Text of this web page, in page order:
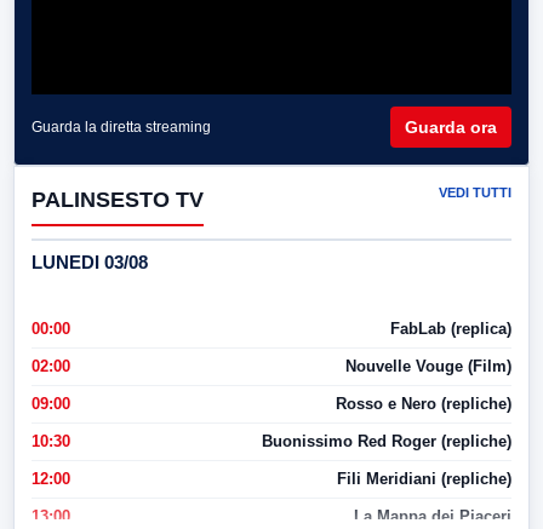
Guarda la diretta streaming Guarda ora
PALINSESTO TV VEDI TUTTI
LUNEDI 03/08
00:00 FabLab (replica)
02:00 Nouvelle Vouge (Film)
09:00 Rosso e Nero (repliche)
10:30 Buonissimo Red Roger (repliche)
12:00 Fili Meridiani (repliche)
13:00 La Mappa dei Piaceri